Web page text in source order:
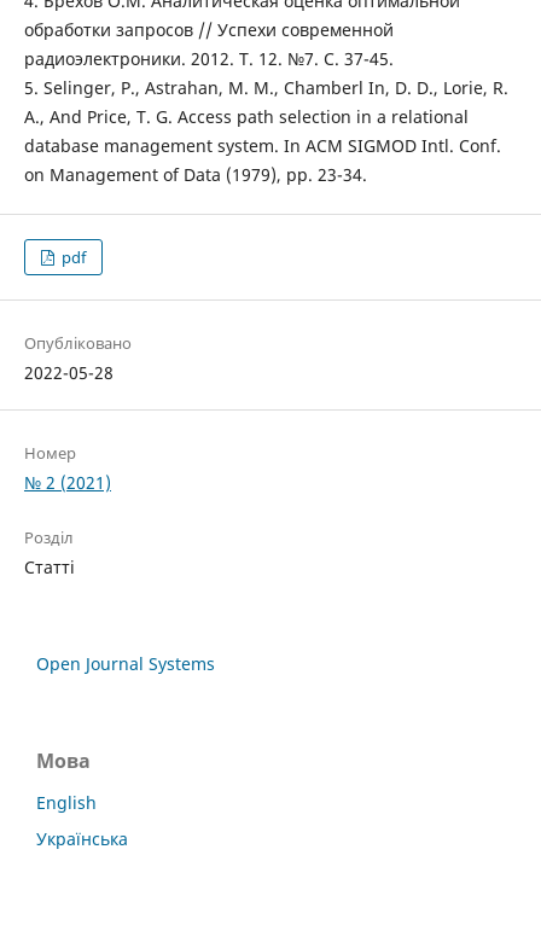
обработки запросов // Успехи современной
радиоэлектроники. 2012. Т. 12. №7. С. 37-45.
5. Selinger, P., Astrahan, M. M., Chamberl In, D. D., Lorie, R.
A., And Price, T. G. Access path selection in a relational
database management system. In ACM SIGMOD Intl. Conf.
on Management of Data (1979), pp. 23-34.
pdf
Опубліковано
2022-05-28
Номер
№ 2 (2021)
Розділ
Статті
Open Journal Systems
Мова
English
Українська